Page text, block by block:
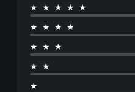
★★★★★
★★★★
★★★
★★
★